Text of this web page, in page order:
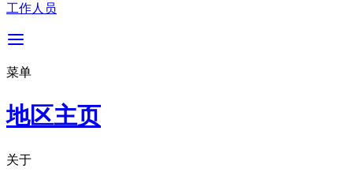
工作人员
菜单
地区主页
关于